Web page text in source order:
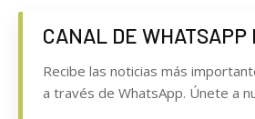
CANAL DE WHATSAPP
Recibe las noticias más
a través de WhatsApp. Únete a